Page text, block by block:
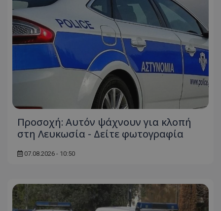
Προσοχή: Αυτόν ψάχνουν για κλοπή
στη Λευκωσία - Δείτε φωτογραφία
07.08.2026 - 10:50